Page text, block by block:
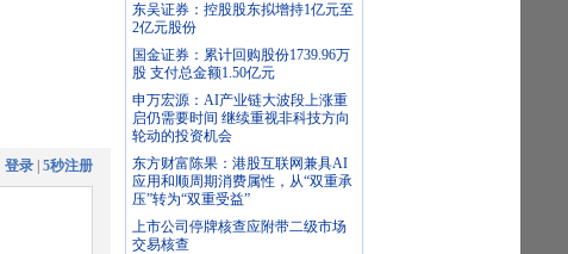
登录 5秒注册
东吴证券：控股股东拟增持1亿元至
2亿元股份
国金证券：累计回购股份1739.96万
股 支付总金额1.50亿元
申万宏源：AI产业链大波段上涨重
启仍需要时间 继续重视非科技方向
轮动的投资机会
东方财富陈果：港股互联网兼具AI
应用和顺周期消费属性，从“双重承
压”转为“双重受益”
上市公司停牌核查应附带二级市场
交易核查